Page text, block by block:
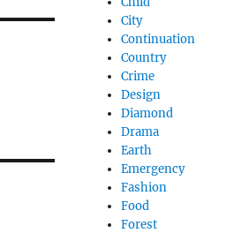
City
Continuation
Country
Crime
Design
Diamond
Drama
Earth
Emergency
Fashion
Food
Forest